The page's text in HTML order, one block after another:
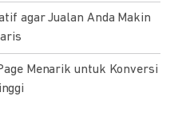
agar Jualan Anda Makin
Menarik untuk Konversi